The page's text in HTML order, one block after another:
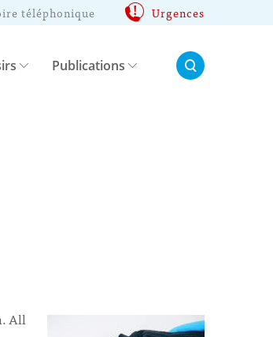
téléphonique Urgences
Publications Rechercher:
All